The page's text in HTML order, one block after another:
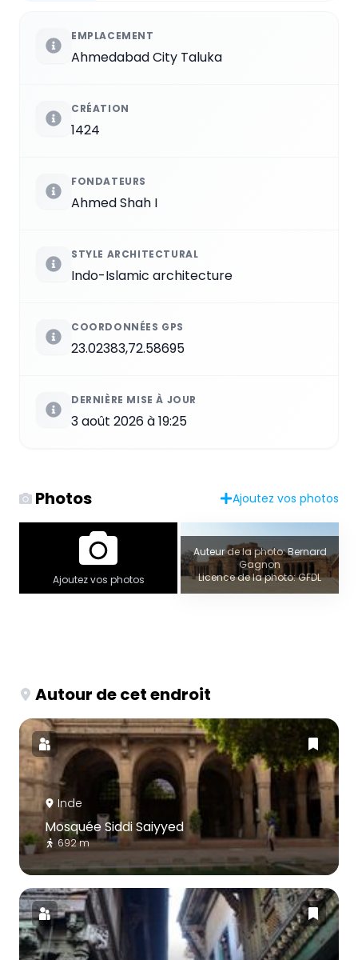
EMPLACEMENT
Ahmedabad City Taluka
CRÉATION
1424
FONDATEURS
Ahmed Shah I
STYLE ARCHITECTURAL
Indo-Islamic architecture
COORDONNÉES GPS
23.02383,72.58695
DERNIÈRE MISE À JOUR
3 août 2026 à 19:25
Photos Ajoutez vos photos
Ajoutez vos photos
Auteur de la photo: Bernard
Gagnon
Licence de la photo: GFDL
Autour de cet endroit
Inde
Mosquée Siddi Saiyyed
692 m